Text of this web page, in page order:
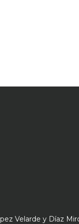
Velarde y Díaz